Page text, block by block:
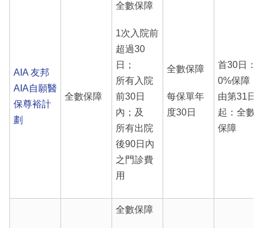
AIA 友邦
AIA自願醫
保尊裕計
劃
全數保障
全數保障
1次入院前
超過30
日；
所有入院
前30日
內；及
所有出院
後90日內
之門診費
用
全數保障
每保單年
度30日
首30日：
0%保障
由第31日
起：全數
保障
全數保障